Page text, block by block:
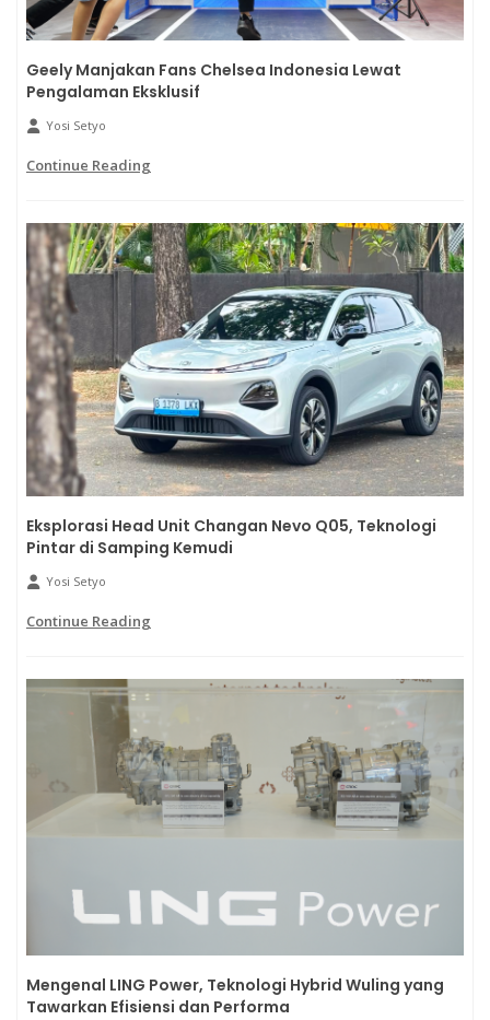
Geely Manjakan Fans Chelsea Indonesia Lewat
Pengalaman Eksklusif
Yosi Setyo
Continue Reading
Eksplorasi Head Unit Changan Nevo Q05, Teknologi
Pintar di Samping Kemudi
Yosi Setyo
Continue Reading
Mengenal LING Power, Teknologi Hybrid Wuling yang
Tawarkan Efisiensi dan Performa